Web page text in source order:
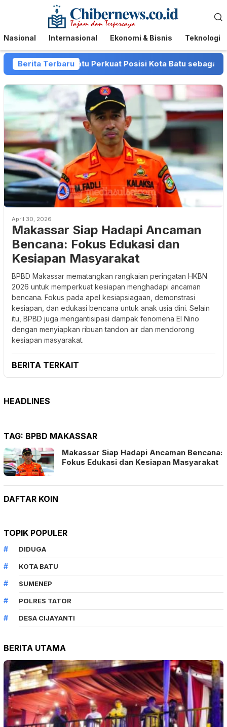
Menu
Mobile
Nasional Internasional Ekonomi & Bisnis Teknologi
Berita Terbaru
Pemkot Batu Perkuat Posisi Kota Batu sebagai
April 30, 2026
Makassar Siap Hadapi Ancaman
Bencana: Fokus Edukasi dan
Kesiapan Masyarakat
BPBD Makassar mematangkan rangkaian peringatan HKBN
2026 untuk memperkuat kesiapan menghadapi ancaman
bencana. Fokus pada apel kesiapsiagaan, demonstrasi
kesiapan, dan edukasi bencana untuk anak usia dini. Selain
itu, BPBD juga mengantisipasi dampak fenomena El Nino
dengan menyiapkan ribuan tandon air dan mendorong
kesiapan masyarakat.
BERITA TERKAIT
HEADLINES
TAG: BPBD MAKASSAR
Makassar Siap Hadapi Ancaman Bencana:
Fokus Edukasi dan Kesiapan Masyarakat
DAFTAR KOIN
TOPIK POPULER
DIDUGA
KOTA BATU
SUMENEP
POLRES TATOR
DESA CIJAYANTI
BERITA UTAMA